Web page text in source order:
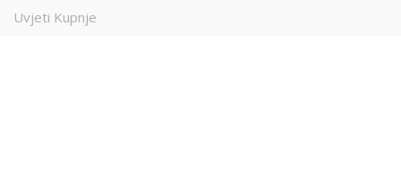
Uvjeti Kupnje